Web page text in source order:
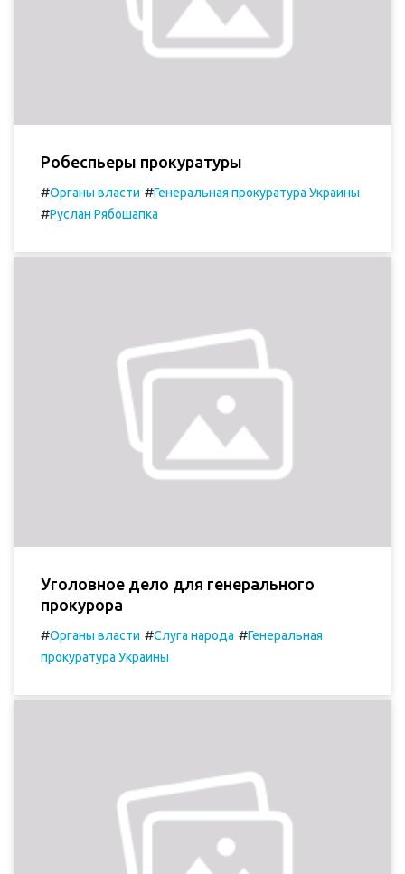
Робеспьеры прокуратуры
#Органы власти #Генеральная прокуратура Украины
#Руслан Рябошапка
Уголовное дело для генерального
прокурора
#Органы власти #Слуга народа #Генеральная
прокуратура Украины